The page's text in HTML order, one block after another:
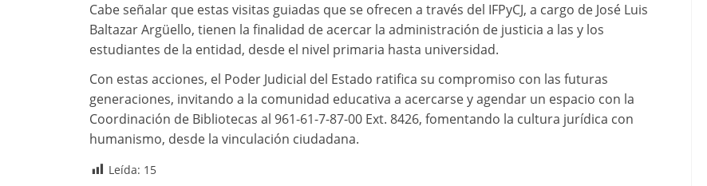
Cabe señalar que estas visitas guiadas que se ofrecen a través del IFPyCJ, a cargo de José Luis
Baltazar Argüello, tienen la finalidad de acercar la administración de justicia a las y los
estudiantes de la entidad, desde el nivel primaria hasta universidad.
Con estas acciones, el Poder Judicial del Estado ratifica su compromiso con las futuras
generaciones, invitando a la comunidad educativa a acercarse y agendar un espacio con la
Coordinación de Bibliotecas al 961-61-7-87-00 Ext. 8426, fomentando la cultura jurídica con
humanismo, desde la vinculación ciudadana.
Leída: 15